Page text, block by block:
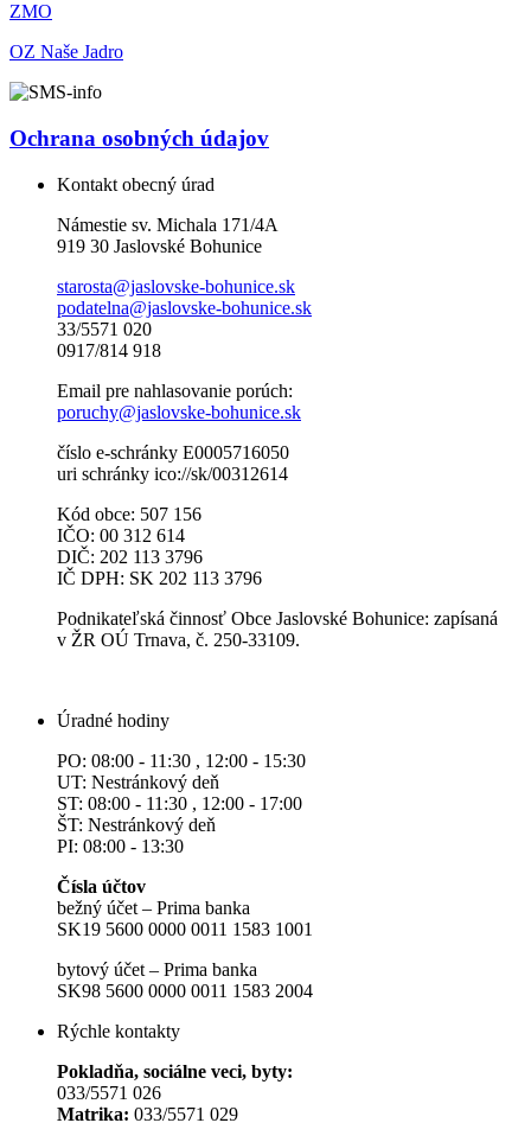
ZMO
OZ Naše Jadro
Ochrana osobných údajov
Kontakt obecný úrad
Námestie sv. Michala 171/4A
919 30 Jaslovské Bohunice
starosta@jaslovske-bohunice.sk
podatelna@jaslovske-bohunice.sk
33/5571 020
0917/814 918
Email pre nahlasovanie porúch:
poruchy@jaslovske-bohunice.sk
číslo e-schránky E0005716050
uri schránky ico://sk/00312614
Kód obce: 507 156
IČO: 00 312 614
DIČ: 202 113 3796
IČ DPH: SK 202 113 3796
Podnikateľská činnosť Obce Jaslovské Bohunice: zapísaná
v ŽR OÚ Trnava, č. 250-33109.
Úradné hodiny
PO: 08:00 - 11:30 , 12:00 - 15:30
UT: Nestránkový deň
ST: 08:00 - 11:30 , 12:00 - 17:00
ŠT: Nestránkový deň
PI: 08:00 - 13:30
Čísla účtov
bežný účet – Prima banka
SK19 5600 0000 0011 1583 1001
bytový účet – Prima banka
SK98 5600 0000 0011 1583 2004
Rýchle kontakty
Pokladňa, sociálne veci, byty:
033/5571 026
Matrika: 033/5571 029